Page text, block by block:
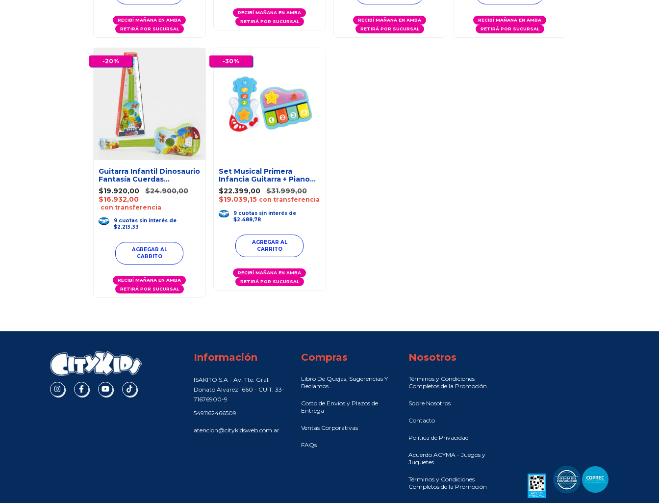
RECIBÍ MAÑANA EN AMBA
RETIRÁ POR SUCURSAL
RECIBÍ MAÑANA EN AMBA
RETIRÁ POR SUCURSAL
RECIBÍ MAÑANA EN AMBA
RETIRÁ POR SUCURSAL
RECIBÍ MAÑANA EN AMBA
RETIRÁ POR SUCURSAL
-20%
Guitarra Infantil Dinosaurio
Fantasía Cuerdas
Metálicas 55Cm
$19.920,00
$24.900,00
$16.932,00
con transferencia
9 cuotas sin interés de
$2.213,33
RECIBÍ MAÑANA EN AMBA
RETIRÁ POR SUCURSAL
-30%
Set Musical Primera
Infancia Guitarra + Piano
Ok Baby
$22.399,00
$31.999,00
$19.039,15 con transferencia
9 cuotas sin interés de
$2.488,78
RECIBÍ MAÑANA EN AMBA
RETIRÁ POR SUCURSAL
Información
ISAKITO S.A - Av. Tte. Gral.
Donato Álvarez 1660 - CUIT: 33-
71676900-9
5491162466509
atencion@citykidsweb.com.ar
Compras
Libro De Quejas, Sugerencias Y
Reclamos
Costo de Envíos y Plazos de
Entrega
Ventas Corporativas
FAQs
Nosotros
Términos y Condiciones
Completos de la Promoción
Sobre Nosotros
Contacto
Política de Privacidad
Acuerdo ACYMA - Juegos y
Juguetes
Términos y Condiciones
Completos de la Promoción